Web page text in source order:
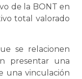
de la BONT en
total valorado
se relacionen
presentar una
una vinculación